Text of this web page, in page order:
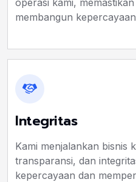
operasi kami,
membangun
Integritas
Kami menjalankan bisnis
transparansi, dan
kepercayaan dan